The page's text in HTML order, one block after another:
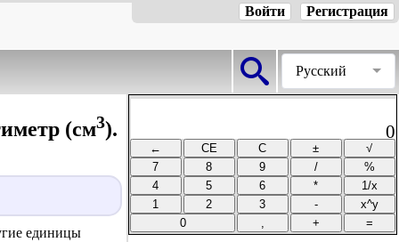
Регистрация
Войти
Русский
(см3).
единицы
0